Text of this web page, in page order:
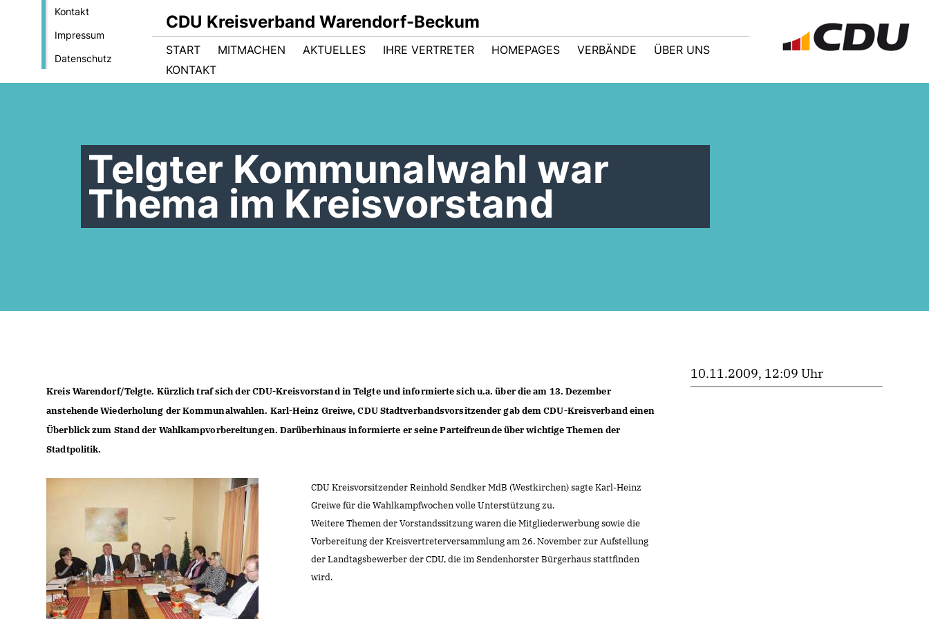
Kontakt
Impressum
Datenschutz
CDU Kreisverband Warendorf-Beckum
START MITMACHEN AKTUELLES IHRE VERTRETER HOMEPAGES VERBÄNDE
ÜBER UNS
KONTAKT
Telgter Kommunalwahl war
Thema im Kreisvorstand
Kreis Warendorf/Telgte. Kürzlich traf sich der CDU-Kreisvorstand in Telgte und informierte sich u.a. über die am 13. Dezember
anstehende Wiederholung der Kommunalwahlen. Karl-Heinz Greiwe, CDU Stadtverbandsvorsitzender gab dem CDU-Kreisverband einen
Überblick zum Stand der Wahlkampvorbereitungen. Darüberhinaus informierte er seine Parteifreunde über wichtige Themen der
Stadtpolitik.
CDU Kreisvorsitzender Reinhold Sendker MdB (Westkirchen) sagte Karl-Heinz
Greiwe für die Wahlkampfwochen volle Unterstützung zu.
Weitere Themen der Vorstandssitzung waren die Mitgliederwerbung sowie die
Vorbereitung der Kreisvertreterversammlung am 26. November zur Aufstellung
der Landtagsbewerber der CDU, die im Sendenhorster Bürgerhaus stattfinden
wird.
10.11.2009, 12:09 Uhr